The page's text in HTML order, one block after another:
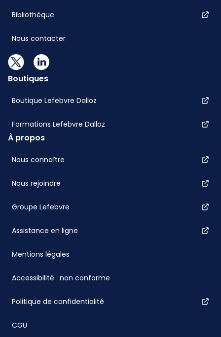
Bibliothèque
Nous contacter
Boutiques
Boutique Lefebvre Dalloz
Formations Lefebvre Dalloz
À propos
Nous connaître
Nous rejoindre
Groupe Lefebvre
Assistance en ligne
Mentions légales
Accessibilité : non conforme
Politique de confidentialité
CGU